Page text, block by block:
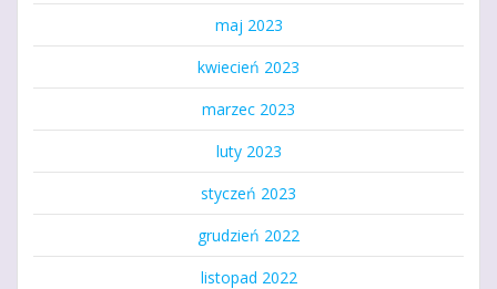
maj 2023
kwiecień 2023
marzec 2023
luty 2023
styczeń 2023
grudzień 2022
listopad 2022